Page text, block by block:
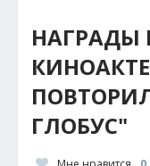
НАГРАДЫ
ГЛОБУС"